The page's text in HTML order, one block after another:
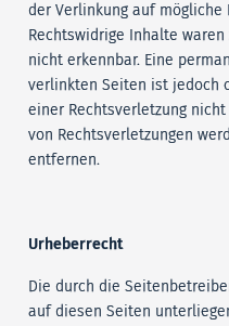
der Verlinkung auf
Rechtswidrige Inhalte
nicht erkennbar. Eine
verlinkten Seiten ist jedoch
einer Rechtsverletzung
von Rechtsverletzungen
entfernen.
Urheberrecht
Die durch die
auf diesen Seiten